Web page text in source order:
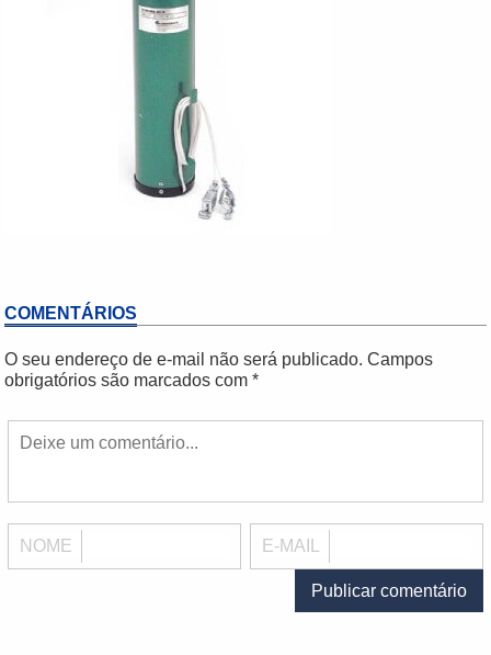
COMENTÁRIOS
O seu endereço de e-mail não será publicado. Campos
obrigatórios são marcados com *
NOME E-MAIL